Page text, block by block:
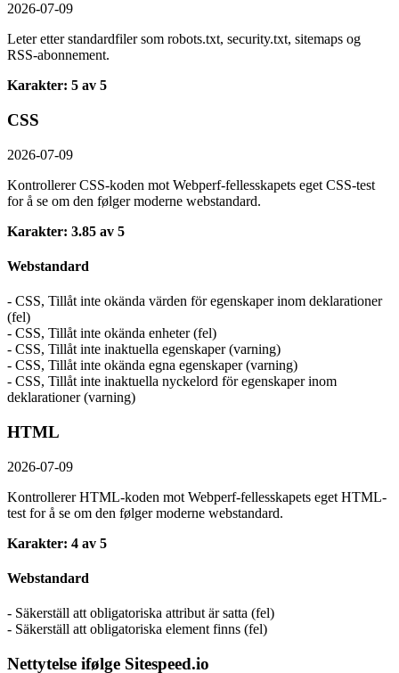
2026-07-09
Leter etter standardfiler som robots.txt, security.txt, sitemaps og
RSS-abonnement.
Karakter: 5 av 5
CSS
2026-07-09
Kontrollerer CSS-koden mot Webperf-fellesskapets eget CSS-test
for å se om den følger moderne webstandard.
Karakter: 3.85 av 5
Webstandard
- CSS, Tillåt inte okända värden för egenskaper inom deklarationer
(fel)
- CSS, Tillåt inte okända enheter (fel)
- CSS, Tillåt inte inaktuella egenskaper (varning)
- CSS, Tillåt inte okända egna egenskaper (varning)
- CSS, Tillåt inte inaktuella nyckelord för egenskaper inom
deklarationer (varning)
HTML
2026-07-09
Kontrollerer HTML-koden mot Webperf-fellesskapets eget HTML-
test for å se om den følger moderne webstandard.
Karakter: 4 av 5
Webstandard
- Säkerställ att obligatoriska attribut är satta (fel)
- Säkerställ att obligatoriska element finns (fel)
Nettytelse ifølge Sitespeed.io